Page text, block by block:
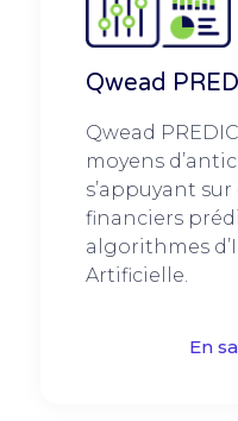
Qwead
Qwead
moyens
s’appuyant
financiers
algorithmes
Artificielle.
En